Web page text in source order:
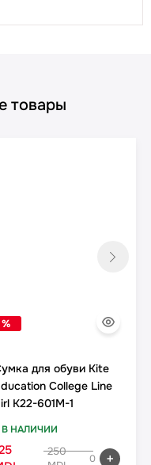
товары
%
для обуви Kite
College Line
K22-601M-1
В НАЛИЧИИ
250
0